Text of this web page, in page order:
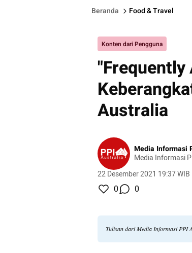
Beranda Food & Travel
Konten dari Pengguna
Australia
Media Informasi
Media Informasi
22 Desember 2021 19:37 WIB
0 0
Tulisan dari Media Informasi PPI